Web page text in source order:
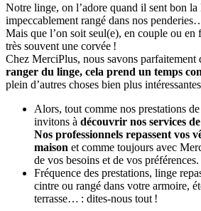
Notre linge, on l’adore quand il sent bon la
impeccablement rangé dans nos
Mais que l’on soit seul(e), en couple ou en
très souvent une corvée !
Chez MerciPlus, nous savons parfaitement
ranger du linge, cela prend un temps
plein d’autres choses bien plus
Alors, tout comme nos prestations
invitons à découvrir nos services
Nos professionnels repassent vos
maison et comme toujours avec
de vos besoins et de vos préférences.
Fréquence des prestations, linge
cintre ou rangé dans votre armoire,
terrasse… : dites-nous tout !